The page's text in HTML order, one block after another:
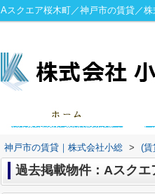
Aスクエア桜木町／神戸市の賃貸／
神戸市の賃貸｜株式会社小総 > (賃
過去掲載物件：Aスクエ